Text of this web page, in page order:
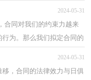
收集的装修...
2024-05-31
合同对我们的约束力越来
为。那么我们拟定合同的
2024-05-31
，合同的法律效力与日俱